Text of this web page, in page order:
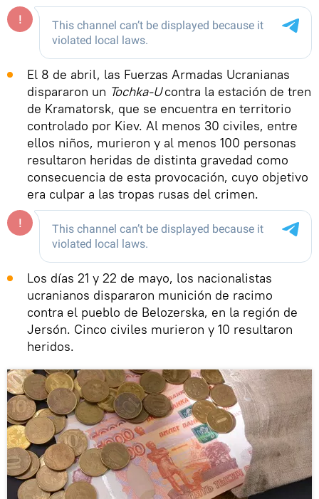
El 8 de abril, las Fuerzas Armadas Ucranianas
dispararon un Tochka-Ucontra la estación de tren
de Kramatorsk, que se encuentra en territorio
controlado por Kiev. Al menos 30 civiles, entre
ellos niños, murieron y al menos 100 personas
resultaron heridas de distinta gravedad como
consecuencia de esta provocación, cuyo objetivo
era culpar a las tropas rusas del crimen.
Los días 21 y 22 de mayo, los nacionalistas
ucranianos dispararon munición de racimo
contra el pueblo de Belozerska, en la región de
Jersón. Cinco civiles murieron y 10 resultaron
heridos.